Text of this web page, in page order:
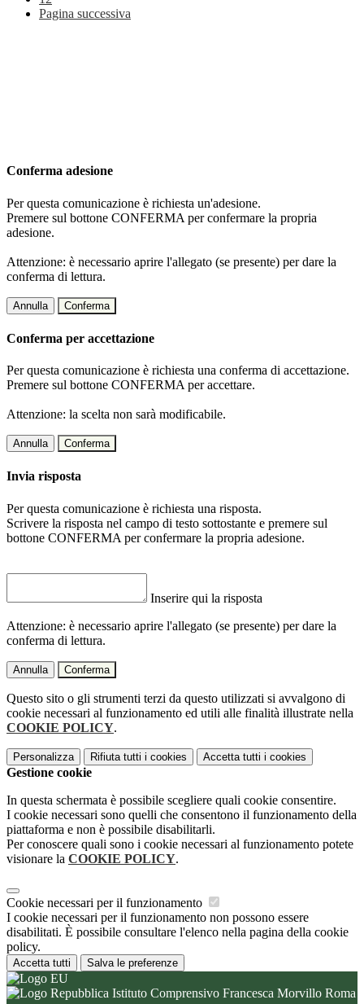
Pagina successiva
Conferma adesione
Per questa comunicazione è richiesta un'adesione.
Premere sul bottone CONFERMA per confermare la propria
adesione.
Attenzione: è necessario aprire l'allegato (se presente) per dare la
conferma di lettura.
Annulla Conferma
Conferma per accettazione
Per questa comunicazione è richiesta una conferma di accettazione.
Premere sul bottone CONFERMA per accettare.
Attenzione: la scelta non sarà modificabile.
Annulla Conferma
Invia risposta
Per questa comunicazione è richiesta una risposta.
Scrivere la risposta nel campo di testo sottostante e premere sul
bottone CONFERMA per confermare la propria adesione.
Inserire qui la risposta
Attenzione: è necessario aprire l'allegato (se presente) per dare la
conferma di lettura.
Annulla Conferma
Questo sito o gli strumenti terzi da questo utilizzati si avvalgono di
cookie necessari al funzionamento ed utili alle finalità illustrate nella
COOKIE POLICY.
Personalizza Rifiuta tutti i cookies Accetta tutti i cookies
Gestione cookie
In questa schermata è possibile scegliere quali cookie consentire.
I cookie necessari sono quelli che consentono il funzionamento della
piattaforma e non è possibile disabilitarli.
Per conoscere quali sono i cookie necessari al funzionamento potete
visionare la COOKIE POLICY.
Cookie necessari per il funzionamento
I cookie necessari per il funzionamento non possono essere
disabilitati. È possibile consultare l'elenco nella pagina della cookie
policy.
Accetta tutti Salva le preferenze
Istituto Comprensivo Francesca Morvillo Roma